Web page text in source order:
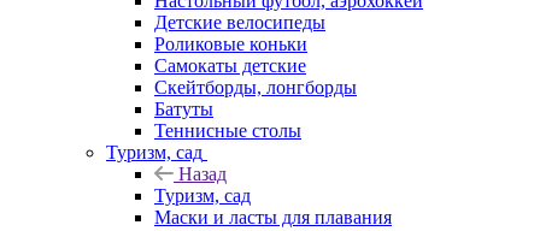
Детские велосипеды
Роликовые коньки
Самокаты детские
Скейтборды, лонгборды
Батуты
Теннисные столы
Туризм, сад
Назад
Туризм, сад
Маски и ласты для плавания